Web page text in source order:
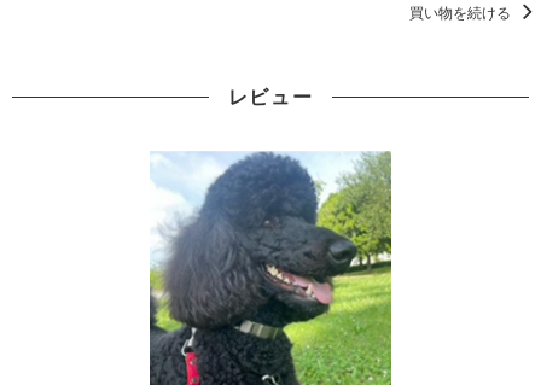
買い物を続ける
レビュー